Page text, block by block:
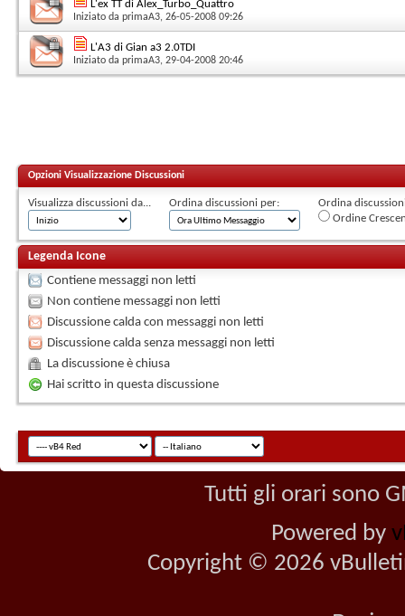
L'ex TT di Alex_Turbo_Quattro
Iniziato da primaA3, 26-05-2008 09:26
L'A3 di Gian a3 2.0TDI
Iniziato da primaA3, 29-04-2008 20:46
Opzioni Visualizzazione Discussioni
Visualizza discussioni da... Ordina discussioni per:
Ordina
Ordine
Legenda Icone
Contiene messaggi non letti
Non contiene messaggi non letti
Discussione calda con messaggi non letti
Discussione calda senza messaggi non letti
La discussione è chiusa
Hai scritto in questa discussione
Tutti gli orari sono
Powered by
Copyright © 2026